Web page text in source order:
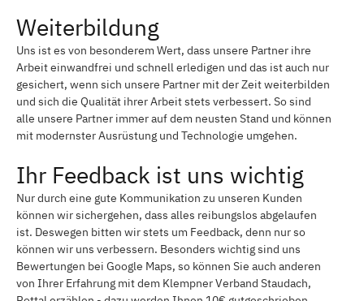
Weiterbildung
Uns ist es von besonderem Wert, dass unsere Partner ihre
Arbeit einwandfrei und schnell erledigen und das ist auch nur
gesichert, wenn sich unsere Partner mit der Zeit weiterbilden
und sich die Qualität ihrer Arbeit stets verbessert. So sind
alle unsere Partner immer auf dem neusten Stand und können
mit modernster Ausrüstung und Technologie umgehen.
Ihr Feedback ist uns wichtig
Nur durch eine gute Kommunikation zu unseren Kunden
können wir sichergehen, dass alles reibungslos abgelaufen
ist. Deswegen bitten wir stets um Feedback, denn nur so
können wir uns verbessern. Besonders wichtig sind uns
Bewertungen bei Google Maps, so können Sie auch anderen
von Ihrer Erfahrung mit dem Klempner Verband Staudach,